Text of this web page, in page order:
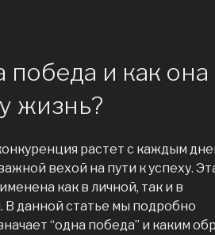
победа и как она
жизнь?
растет с каждым
вехой на пути к успеху.
как в личной, так и в
данной статье мы подробно
“одна победа” и каким